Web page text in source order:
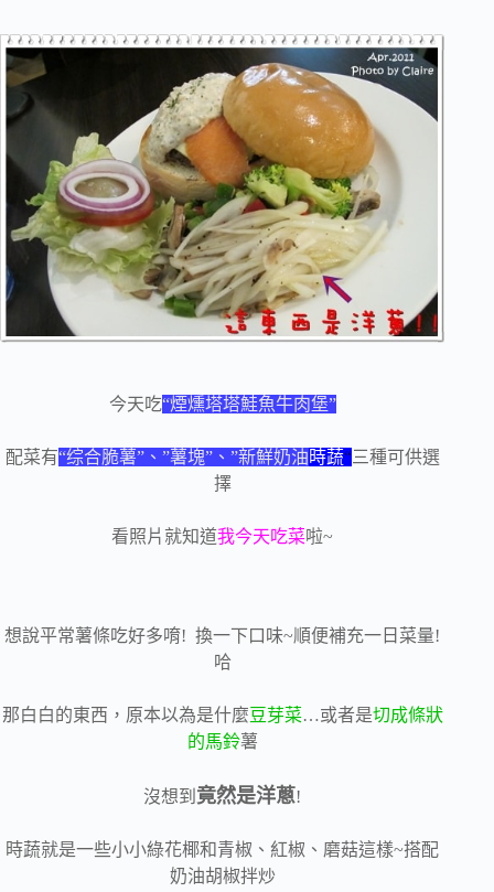
今天吃“煙燻塔塔鮭魚牛肉堡”
配菜有“综合脆薯”、”薯塊”、”新鮮奶油時蔬“三種可供選
擇
看照片就知道我今天吃菜啦~
想說平常薯條吃好多唷! 換一下口味~順便補充一日菜量!
哈
那白白的東西，原本以為是什麼豆芽菜…或者是切成條狀
的馬鈴薯
沒想到 竟然是洋蔥!
時蔬就是一些小小綠花椰和青椒、紅椒、磨菇這樣~搭配
奶油胡椒拌炒